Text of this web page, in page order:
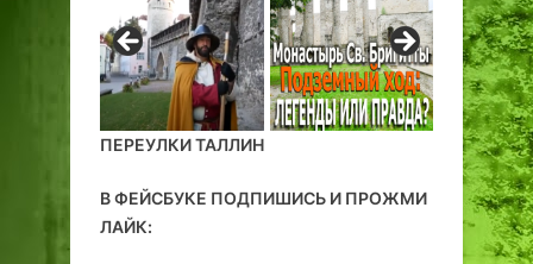
ПЕРЕУЛКИ ТАЛЛИН
В ФЕЙСБУКЕ ПОДПИШИСЬ И ПРОЖМИ
ЛАЙК: